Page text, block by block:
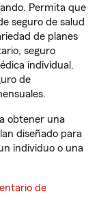
Permita que
seguro de salud
de planes
seguro
individual.
de
obtener una
diseñado para
individuo o una
de